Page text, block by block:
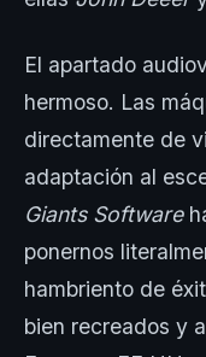
El apartado
hermoso. Las
directamente de
adaptación al
Giants Software
ponernos
hambriento de
bien recreados y